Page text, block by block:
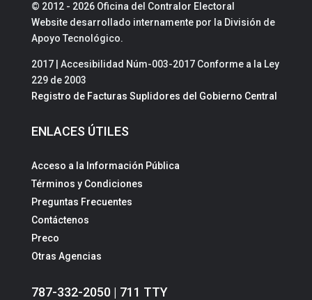
© 2012 - 2026 Oficina del Contralor Electoral
Website desarrollado internamente por la División de
Apoyo Tecnológico.
2017 | Accesibilidad Núm-003-2017 Conforme a la Ley
229 de 2003
Registro de Facturas Suplidores del Gobierno Central
ENLACES ÚTILES
Acceso a la Información Pública
Términos y Condiciones
Preguntas Frecuentes
Contáctenos
Preco
Otras Agencias
787-332-2050 | 711 TTY